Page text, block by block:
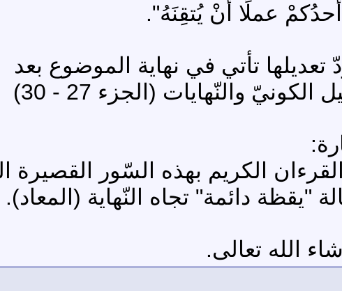
عملًا أنْ يُتقِنَهُ".
تعديلها تأتي في نهاية الموضوع بعد
والنّهايات (الجزء 27 - 30)
الكريم بهذه السّور القصيرة
"يقظة دائمة" تجاه النّهاية (المعاد).
الله تعالى.